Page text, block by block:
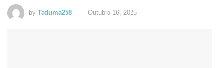
by Taduma258 Outubro 16, 2025